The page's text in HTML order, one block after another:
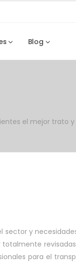
Blog
el mejor trato
y
para el